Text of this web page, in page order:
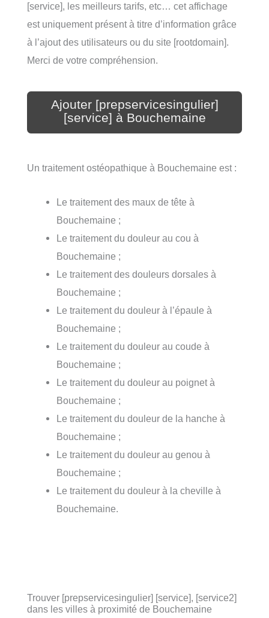
[service], les meilleurs tarifs, etc… cet affichage
est uniquement présent à titre d’information grâce
à l’ajout des utilisateurs ou du site [rootdomain].
Merci de votre compréhension.
Ajouter [prepservicesingulier]
[service] à Bouchemaine
Un traitement ostéopathique à Bouchemaine est :
Le traitement des maux de tête à
Bouchemaine ;
Le traitement du douleur au cou à
Bouchemaine ;
Le traitement des douleurs dorsales à
Bouchemaine ;
Le traitement du douleur à l’épaule à
Bouchemaine ;
Le traitement du douleur au coude à
Bouchemaine ;
Le traitement du douleur au poignet à
Bouchemaine ;
Le traitement du douleur de la hanche à
Bouchemaine ;
Le traitement du douleur au genou à
Bouchemaine ;
Le traitement du douleur à la cheville à
Bouchemaine.
Trouver [prepservicesingulier] [service], [service2]
dans les villes à proximité de Bouchemaine